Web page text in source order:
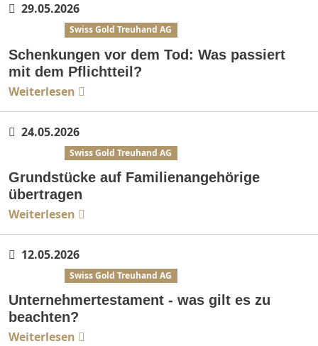
29.05.2026
Swiss Gold Treuhand AG
Schenkungen vor dem Tod: Was passiert
mit dem Pflichtteil?
Weiterlesen
24.05.2026
Swiss Gold Treuhand AG
Grundstücke auf Familienangehörige
übertragen
Weiterlesen
12.05.2026
Swiss Gold Treuhand AG
Unternehmertestament - was gilt es zu
beachten?
Weiterlesen